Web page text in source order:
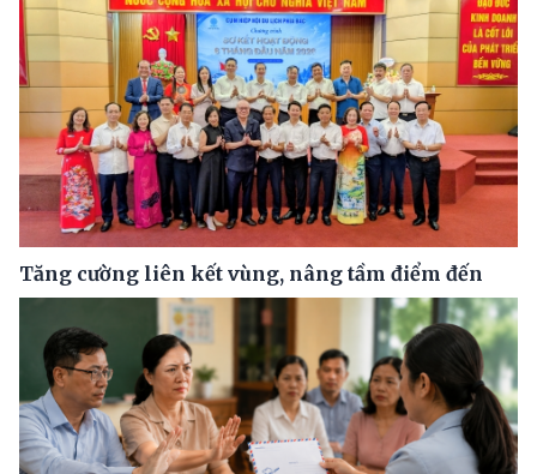
Tăng cường liên kết vùng, nâng tầm điểm đến